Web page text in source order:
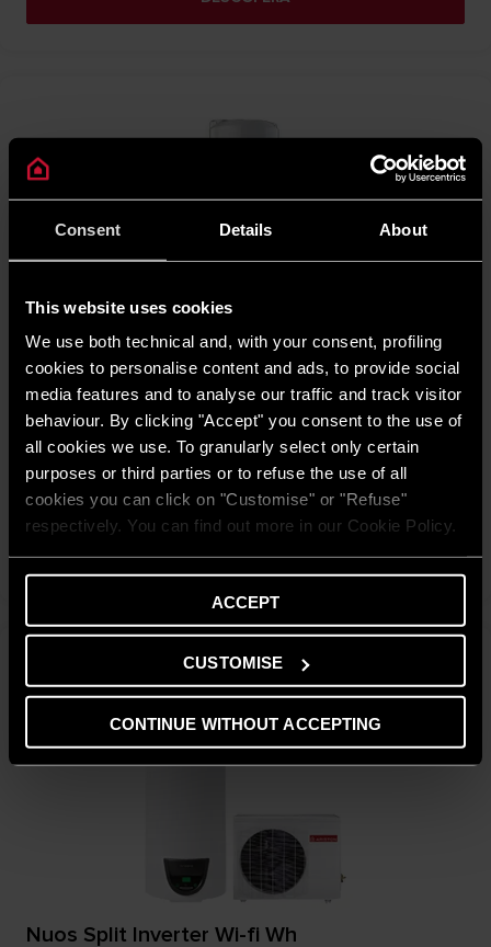
Consent Details About
This website uses cookies
We use both technical and, with your consent, profiling
cookies to personalise content and ads, to provide social
media features and to analyse our traffic and track visitor
behaviour. By clicking "Accept" you consent to the use of
all cookies we use. To granularly select only certain
purposes or third parties or to refuse the use of all
cookies you can click on "Customise" or "Refuse"
respectively. You can find out more in our Cookie Policy.
ACCEPT
CUSTOMISE
CONTINUE WITHOUT ACCEPTING
Nuos Plus Wi-fi
Ariston Nuos Plus Wi‑Fi este o pompă de căldură monobloc
pentru apă caldă, ideală pentru apartamente. Utilizează
energia aerului pentru eficiență ridicată și consum redus,
oferind confort optim și control facil prin conectivitate
inteligentă.
Nuos Split Inverter Wi-fi Wh